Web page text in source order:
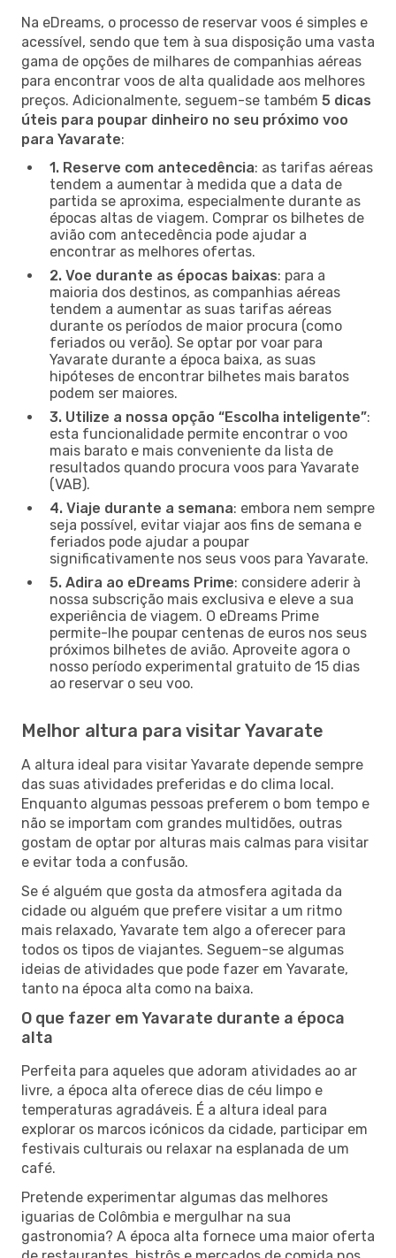
Na eDreams, o processo de reservar voos é simples e
acessível, sendo que tem à sua disposição uma vasta
gama de opções de milhares de companhias aéreas
para encontrar voos de alta qualidade aos melhores
preços. Adicionalmente, seguem-se também 5 dicas
úteis para poupar dinheiro no seu próximo voo
para Yavarate:
1. Reserve com antecedência: as tarifas aéreas
tendem a aumentar à medida que a data de
partida se aproxima, especialmente durante as
épocas altas de viagem. Comprar os bilhetes de
avião com antecedência pode ajudar a
encontrar as melhores ofertas.
2. Voe durante as épocas baixas: para a
maioria dos destinos, as companhias aéreas
tendem a aumentar as suas tarifas aéreas
durante os períodos de maior procura (como
feriados ou verão). Se optar por voar para
Yavarate durante a época baixa, as suas
hipóteses de encontrar bilhetes mais baratos
podem ser maiores.
3. Utilize a nossa opção “Escolha inteligente”:
esta funcionalidade permite encontrar o voo
mais barato e mais conveniente da lista de
resultados quando procura voos para Yavarate
(VAB).
4. Viaje durante a semana: embora nem sempre
seja possível, evitar viajar aos fins de semana e
feriados pode ajudar a poupar
significativamente nos seus voos para Yavarate.
5. Adira ao eDreams Prime: considere aderir à
nossa subscrição mais exclusiva e eleve a sua
experiência de viagem. O eDreams Prime
permite-lhe poupar centenas de euros nos seus
próximos bilhetes de avião. Aproveite agora o
nosso período experimental gratuito de 15 dias
ao reservar o seu voo.
Melhor altura para visitar Yavarate
A altura ideal para visitar Yavarate depende sempre
das suas atividades preferidas e do clima local.
Enquanto algumas pessoas preferem o bom tempo e
não se importam com grandes multidões, outras
gostam de optar por alturas mais calmas para visitar
e evitar toda a confusão.
Se é alguém que gosta da atmosfera agitada da
cidade ou alguém que prefere visitar a um ritmo
mais relaxado, Yavarate tem algo a oferecer para
todos os tipos de viajantes. Seguem-se algumas
ideias de atividades que pode fazer em Yavarate,
tanto na época alta como na baixa.
O que fazer em Yavarate durante a época
alta
Perfeita para aqueles que adoram atividades ao ar
livre, a época alta oferece dias de céu limpo e
temperaturas agradáveis. É a altura ideal para
explorar os marcos icónicos da cidade, participar em
festivais culturais ou relaxar na esplanada de um
café.
Pretende experimentar algumas das melhores
iguarias de Colômbia e mergulhar na sua
gastronomia? A época alta fornece uma maior oferta